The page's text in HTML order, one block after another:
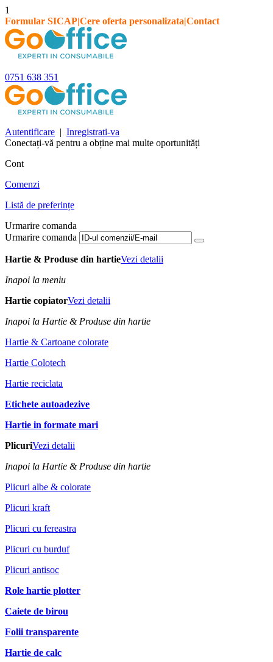
1
Formular SICAP|Cere oferta personalizata|Contact
0751 638 351
Autentificare | Inregistrati-va
Conectați-vă pentru a obține mai multe oportunități
Cont
Comenzi
Listă de preferințe
Urmarire comanda
Urmarire comanda
Hartie & Produse din hartieVezi detalii
Inapoi la meniu
Hartie copiatorVezi detalii
Inapoi la Hartie & Produse din hartie
Hartie & Cartoane colorate
Hartie Colotech
Hartie reciclata
Etichete autoadezive
Hartie in formate mari
PlicuriVezi detalii
Inapoi la Hartie & Produse din hartie
Plicuri albe & colorate
Plicuri kraft
Plicuri cu fereastra
Plicuri cu burduf
Plicuri antisoc
Role hartie plotter
Caiete de birou
Folii transparente
Hartie de calc